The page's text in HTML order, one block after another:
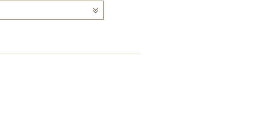
日 泡盛
喫煙可
屋30名
カウンター